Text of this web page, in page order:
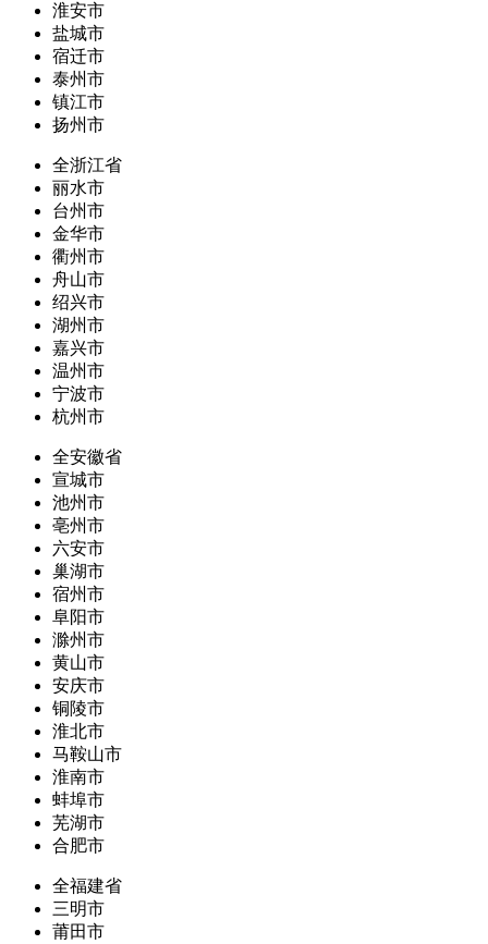
淮安市
盐城市
宿迁市
泰州市
镇江市
扬州市
全浙江省
丽水市
台州市
金华市
衢州市
舟山市
绍兴市
湖州市
嘉兴市
温州市
宁波市
杭州市
全安徽省
宣城市
池州市
亳州市
六安市
巢湖市
宿州市
阜阳市
滁州市
黄山市
安庆市
铜陵市
淮北市
马鞍山市
淮南市
蚌埠市
芜湖市
合肥市
全福建省
三明市
莆田市